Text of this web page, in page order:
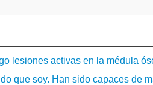
lesiones activas en la médula
que soy. Han sido capaces de